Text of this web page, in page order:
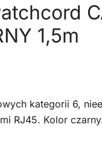
1,5m
kategorii 6,
RJ45. Kolor